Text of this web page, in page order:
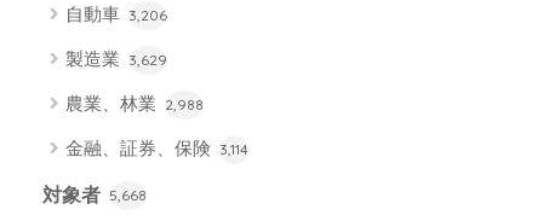
自動車 3,206
製造業 3,629
農業、林業 2,988
金融、証券、保険 3,114
対象者 5,668